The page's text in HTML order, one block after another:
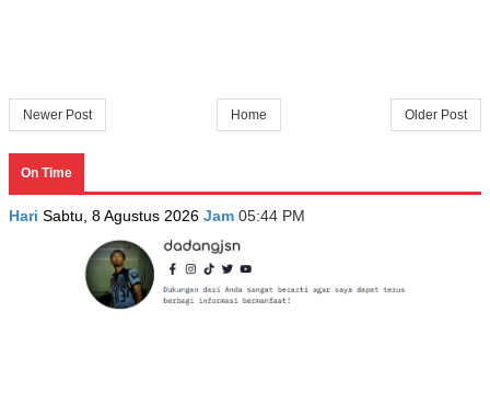
Newer Post Older Post
Home
On Time
Hari Sabtu, 8 Agustus 2026 Jam 05:44 PM